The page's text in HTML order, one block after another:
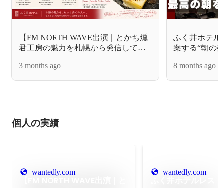
【FM NORTH WAVE出演｜とかち燻
君工房の魅力を札幌から発信してき
3 months ago
ふく井ホテ
案する“朝の
8 months ago
個人の実績
wantedly.com wantedly.com